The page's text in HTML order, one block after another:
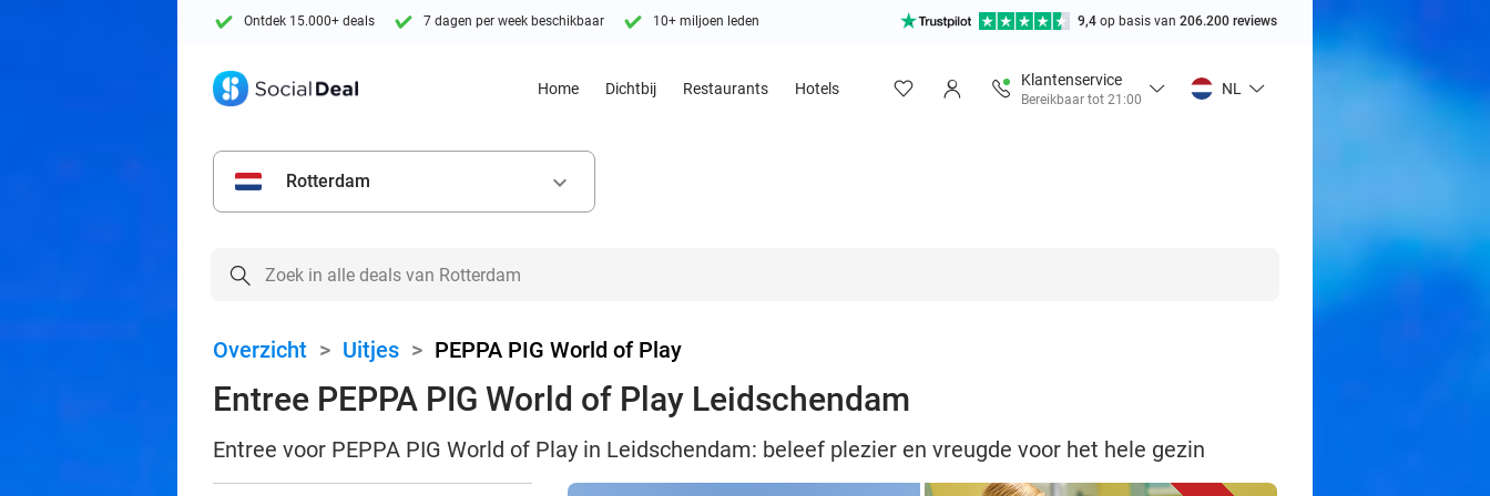
Ontdek 15.000+ deals 7 dagen per week beschikbaar 10+ miljoen leden 9,4 op basis van 206.200 reviews
Home Dichtbij Restaurants Hotels
Klantenservice
Bereikbaar tot 21:00
NL
Rotterdam keyboard_arrow_down
Overzicht > Uitjes > PEPPA PIG World of Play
Entree PEPPA PIG World of Play Leidschendam
Entree voor PEPPA PIG World of Play in Leidschendam: beleef plezier en vreugde voor het hele gezin